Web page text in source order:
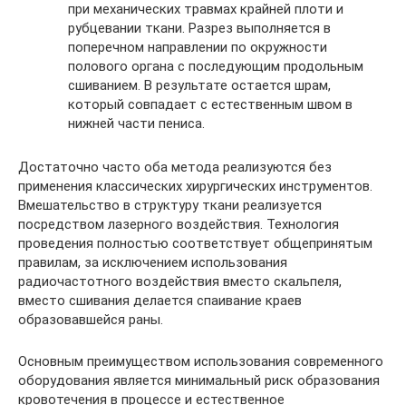
при механических травмах крайней плоти и
рубцевании ткани. Разрез выполняется в
поперечном направлении по окружности
полового органа с последующим продольным
сшиванием. В результате остается шрам,
который совпадает с естественным швом в
нижней части пениса.
Достаточно часто оба метода реализуются без
применения классических хирургических инструментов.
Вмешательство в структуру ткани реализуется
посредством лазерного воздействия. Технология
проведения полностью соответствует общепринятым
правилам, за исключением использования
радиочастотного воздействия вместо скальпеля,
вместо сшивания делается спаивание краев
образовавшейся раны.
Основным преимуществом использования современного
оборудования является минимальный риск образования
кровотечения в процессе и естественное